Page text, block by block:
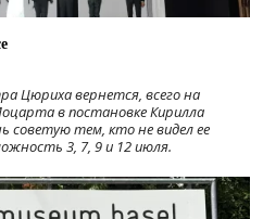
Цюриха вернется, всего на
в постановке Кирилла
советую тем, кто не видел ее
3, 7, 9 и 12 июля.